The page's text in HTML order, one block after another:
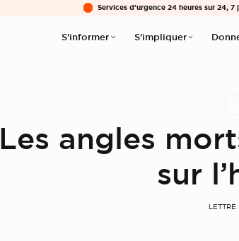
Services d’urgence 24 heures sur 24, 7
S'informer S'impliquer
Les angles
sur